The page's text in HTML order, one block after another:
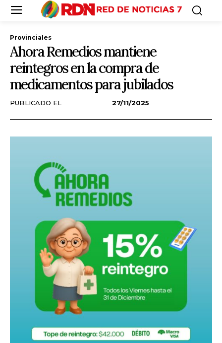
Provinciales
Ahora Remedios mantiene
reintegros en la compra de
medicamentos para jubilados
PUBLICADO EL 27/11/2025